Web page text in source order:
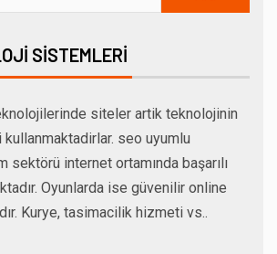
SISTEMLERI
siteler artik teknolojinin
kullanmaktadirlar. seo uyumlu
sektörü internet ortamında başarılı
Oyunlarda ise güvenilir online
Kurye, tasimacilik hizmeti vs..